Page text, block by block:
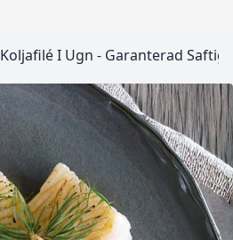
Koljafilé I Ugn - Garanterad Saftig!